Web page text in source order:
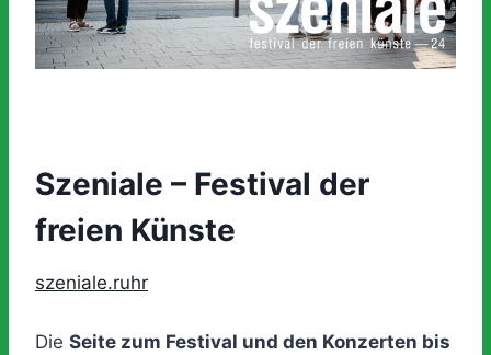
Szeniale – Festival der
freien Künste
szeniale.ruhr
Die Seite zum Festival und den Konzerten bis